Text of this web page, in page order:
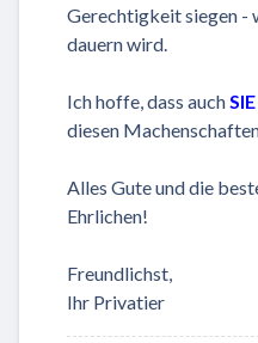
Gerechtigkeit siegen -
dauern wird.
Ich hoffe, dass auchSIE
diesen
Alles Gute und die
Ehrlichen!
Freundlichst,
Ihr Privatier